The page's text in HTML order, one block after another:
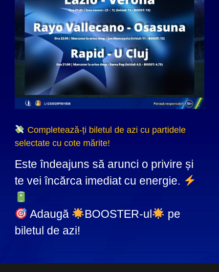
Completează-ți biletul de azi cu partidele
selectate cu cote mărite!
Este îndeajuns să arunci o privire și
te vei încărca imediat cu energie.
Adaugă BOOSTER-ul
pe
biletul de azi!